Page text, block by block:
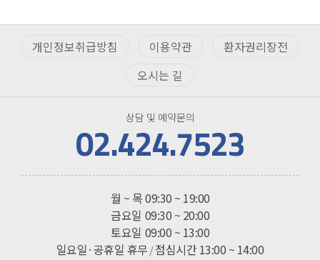
개인정보취급방침 이용약관
환자권리장전
오시는 길
상담 및 예약문의
02.424.7523
진료시간
월 ~ 목09:30 ~ 19:00
금요일 09:30 ~ 20:00
토요일 09:00 ~ 13:00
일요일·공휴일 휴무 /점심시간 13:00 ~ 14:00